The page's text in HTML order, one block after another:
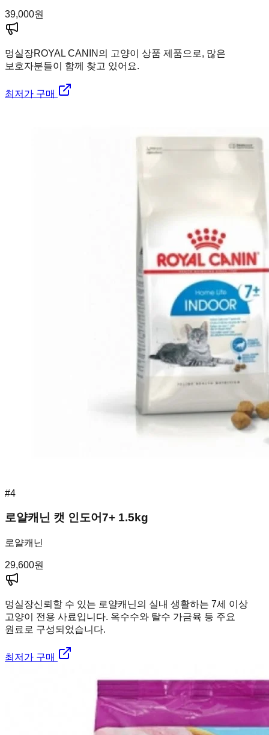
39,000원
멍실장ROYAL CANIN의 고양이 상품 제품으로, 많은
보호자분들이 함께 찾고 있어요.
최저가 구매
#4
로얄캐닌 캣 인도어7+ 1.5kg
로얄캐닌
29,600원
멍실장신뢰할 수 있는 로얄캐닌의 실내 생활하는 7세 이상
고양이 전용 사료입니다. 옥수수와 탈수 가금육 등 주요
원료로 구성되었습니다.
최저가 구매